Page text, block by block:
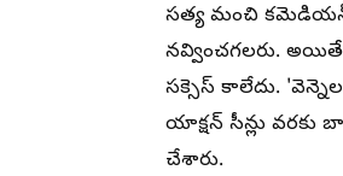
సత్య మంచి
నవ్వించగలరు.
సక్సెస్ కాలేదు.
యాక్షన్ సీన్లు
చేశారు.